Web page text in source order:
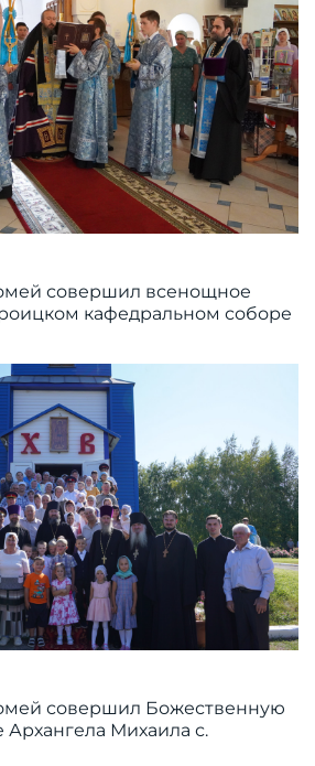
совершил всенощное
кафедральном соборе
совершил Божественную
Михаила с.